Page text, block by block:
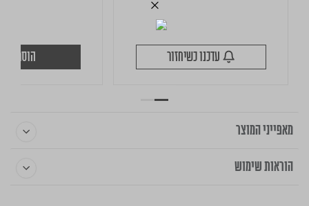
הוספה
מאפייני המוצר
הוראות שימוש